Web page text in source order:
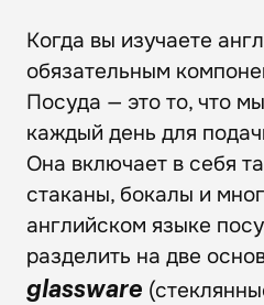
Когда вы изучаете
обязательным
Посуда — это то, что
каждый день для
Она включает в себя
стаканы, бокалы и
английском языке
разделить на две
glassware